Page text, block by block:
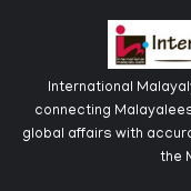
International
connecting
global affairs with
the